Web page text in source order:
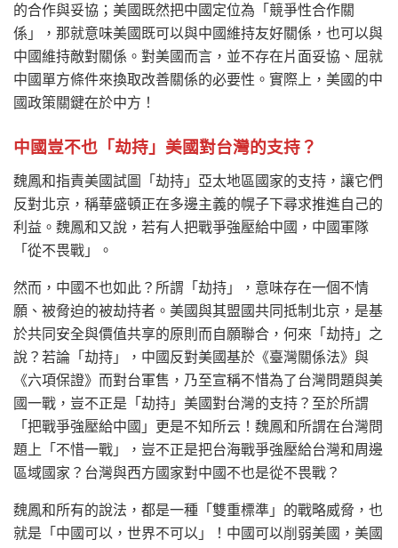
的合作與妥協；美國既然把中國定位為「競爭性合作關
係」，那就意味美國既可以與中國維持友好關係，也可以與
中國維持敵對關係。對美國而言，並不存在片面妥協、屈就
中國單方條件來換取改善關係的必要性。實際上，美國的中
國政策關鍵在於中方！
中國豈不也「劫持」美國對台灣的支持？
魏鳳和指責美國試圖「劫持」亞太地區國家的支持，讓它們
反對北京，稱華盛頓正在多邊主義的幌子下尋求推進自己的
利益。魏鳳和又說，若有人把戰爭強壓給中國，中國軍隊
「從不畏戰」。
然而，中國不也如此？所謂「劫持」，意味存在一個不情
願、被脅迫的被劫持者。美國與其盟國共同抵制北京，是基
於共同安全與價值共享的原則而自願聯合，何來「劫持」之
說？若論「劫持」，中國反對美國基於《臺灣關係法》與
《六項保證》而對台軍售，乃至宣稱不惜為了台灣問題與美
國一戰，豈不正是「劫持」美國對台灣的支持？至於所謂
「把戰爭強壓給中國」更是不知所云！魏鳳和所謂在台灣問
題上「不惜一戰」，豈不正是把台海戰爭強壓給台灣和周邊
區域國家？台灣與西方國家對中國不也是從不畏戰？
魏鳳和所有的說法，都是一種「雙重標準」的戰略威脅，也
就是「中國可以，世界不可以」！中國可以削弱美國，美國